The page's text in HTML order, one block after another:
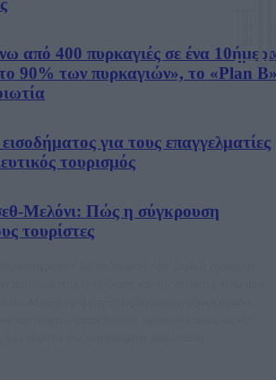
από 400 πυρκαγιές σε ένα 10ήμερο
90% των πυρκαγιών», το «Plan
για τους επαγγελματίες
τουρισμός
Μελόνι: Πώς η σύγκρουση
τουρίστες